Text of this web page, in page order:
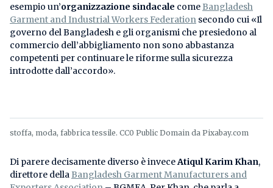
esempio un’organizzazione sindacale come Bangladesh
Garment and Industrial Workers Federation secondo cui «Il
governo del Bangladesh e gli organismi che presiedono al
commercio dell’abbigliamento non sono abbastanza
competenti per continuare le riforme sulla sicurezza
introdotte dall’accordo».
stoffa, moda, fabbrica tessile. CC0 Public Domain da Pixabay.com
Di parere decisamente diverso è inveceAtiqul Karim Khan,
direttore della Bangladesh Garment Manufacturers and